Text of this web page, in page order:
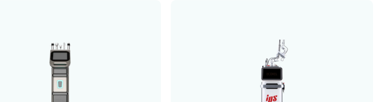
Ecoxel Fractional CO₂
أحدث تقنيات الليزر التجزيئي المستخدمة لعلاج
آثار حب الشباب، والتجاعيد، والمسام الواسعة،
وعلامات التمدد، وتجديد نضارة البشرة. يعتمد
الجهاز على تقنية الليزر الجزئي التي تحفز إنتاج
التقنيات غير الجراحية لتجديد البشرة وشد الجلد
وعلاج آثار حب الشباب والمسام الواسعة
والتجاعيد. يجمع الجهاز بين تقنية الإبر الدقيقة
(Microneedling) وطاقة الترددات الراديوية
(Radio Frequency) لتحفيز إنتاج الكولاجين